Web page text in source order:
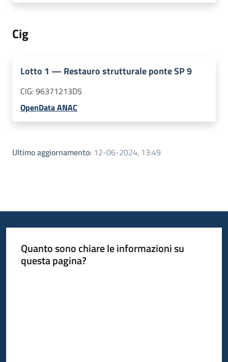
Cig
Lotto 1 — Restauro strutturale ponte SP 9
CIG:96371213D5
OpenData ANAC
Ultimo aggiornamento: 12-06-2024, 13:49
Quanto sono chiare le informazioni su
questa pagina?